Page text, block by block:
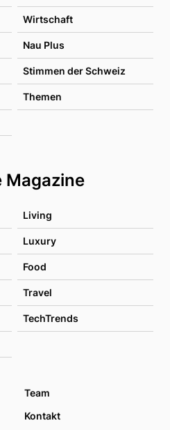
Wirtschaft
Nau Plus
Stimmen der Schweiz
Themen
Magazine
Living
Luxury
Food
Travel
TechTrends
Team
Kontakt